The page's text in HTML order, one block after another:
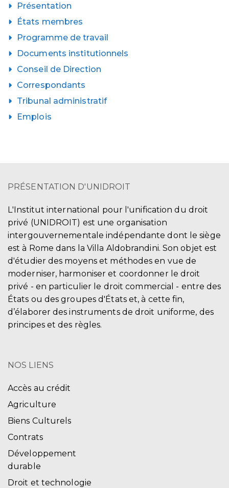
Présentation
États membres
Programme de travail
Documents institutionnels
Conseil de Direction
Correspondants
Tribunal administratif
Emplois
PRÉSENTATION D'UNIDROIT
L'Institut international pour l'unification du droit
privé (UNIDROIT) est une organisation
intergouvernementale indépendante dont le siège
est à Rome dans la Villa Aldobrandini. Son objet est
d'étudier des moyens et méthodes en vue de
moderniser, harmoniser et coordonner le droit
privé - en particulier le droit commercial - entre des
États ou des groupes d'États et, à cette fin,
d’élaborer des instruments de droit uniforme, des
principes et des règles.
NOS LIENS
Accès au crédit
Agriculture
Biens Culturels
Contrats
Développement
durable
Droit et technologie